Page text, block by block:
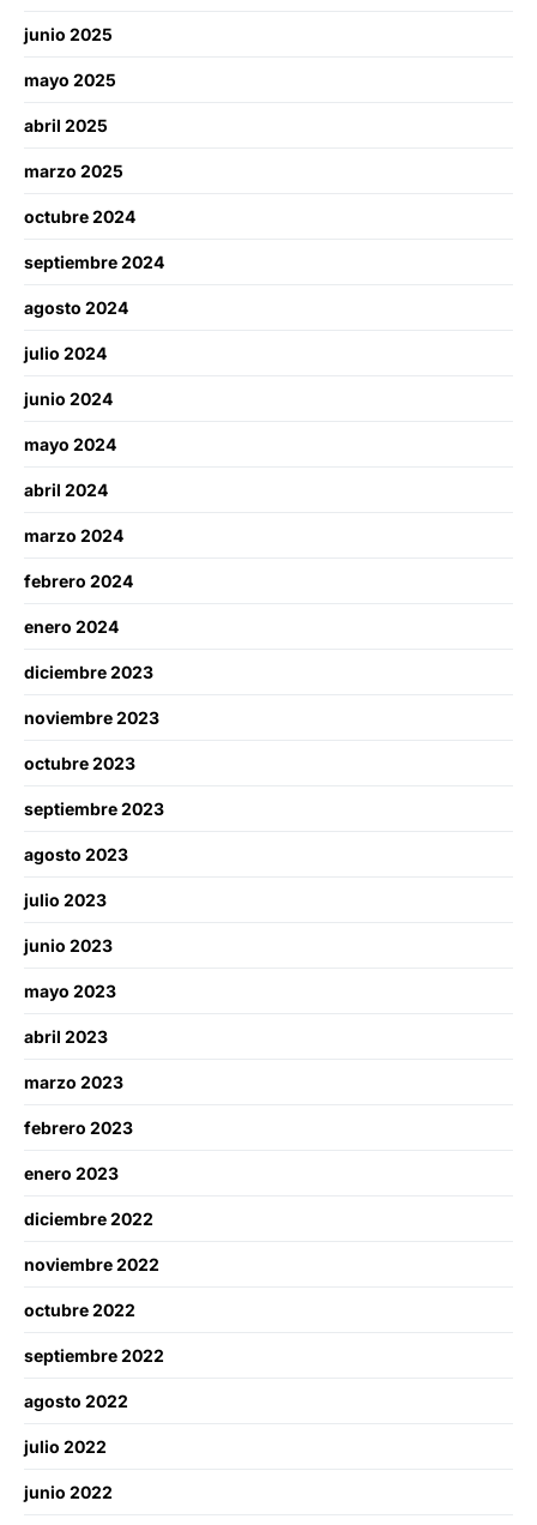
junio 2025
mayo 2025
abril 2025
marzo 2025
octubre 2024
septiembre 2024
agosto 2024
julio 2024
junio 2024
mayo 2024
abril 2024
marzo 2024
febrero 2024
enero 2024
diciembre 2023
noviembre 2023
octubre 2023
septiembre 2023
agosto 2023
julio 2023
junio 2023
mayo 2023
abril 2023
marzo 2023
febrero 2023
enero 2023
diciembre 2022
noviembre 2022
octubre 2022
septiembre 2022
agosto 2022
julio 2022
junio 2022